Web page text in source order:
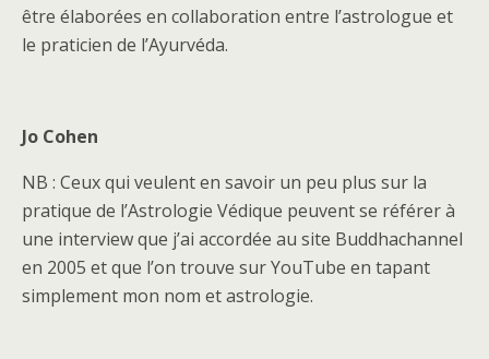
être élaborées en collaboration entre l’astrologue et
le praticien de l’Ayurvéda.
Jo Cohen
NB : Ceux qui veulent en savoir un peu plus sur la
pratique de l’Astrologie Védique peuvent se référer à
une interview que j’ai accordée au site Buddhachannel
en 2005 et que l’on trouve sur YouTube en tapant
simplement mon nom et astrologie.